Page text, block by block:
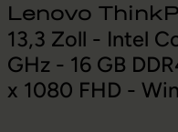
Lenovo
13,3 Zoll - Intel
GHz - 16 GB
x 1080 FHD -